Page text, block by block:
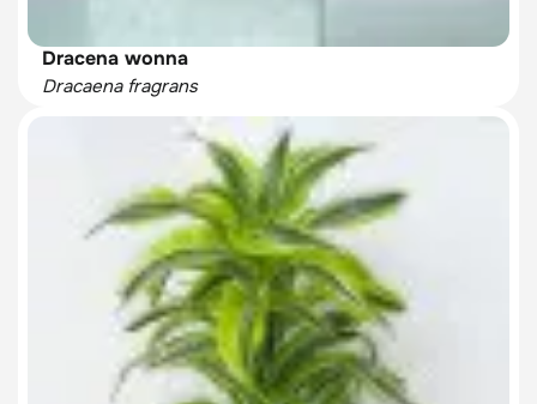
Dracena wonna
Dracaena fragrans